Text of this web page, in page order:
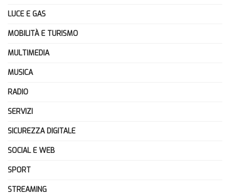
LUCE E GAS
MOBILITÀ E TURISMO
MULTIMEDIA
MUSICA
RADIO
SERVIZI
SICUREZZA DIGITALE
SOCIAL E WEB
SPORT
STREAMING